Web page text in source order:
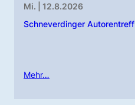
Mi. | 12.8.2026
Schneverdinger Autorentreff
Mehr…